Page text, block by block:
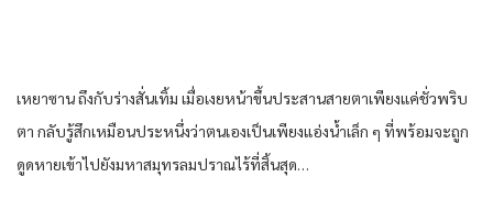
เหยา​ซาน​ ถึงกับ​ร่าง​สั่นเทิ้ม​ เมื่อ​เงยหน้า​ขึ้น​ประสาน​สายตา​เพียงแค่​ชั่วพริบ
ตา​ กลับ​รู้สึก​เหมือน​ประหนึ่งว่า​ตนเอง​เป็น​เพียง​แอ่งน้ำ​เล็ก​ ๆ ที่​พร้อม​จะถูก​
ดูด​หาย​เข้าไป​ยัง​มหาสมุทร​ลมปราณ​ไร้​ที่​สิ้นสุด​…